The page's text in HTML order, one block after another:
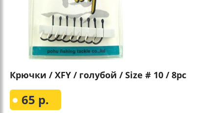
Крючки / XFY / голубой / Size # 10 / 8pc
65 р.